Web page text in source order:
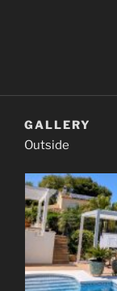
GALLERY
Outside